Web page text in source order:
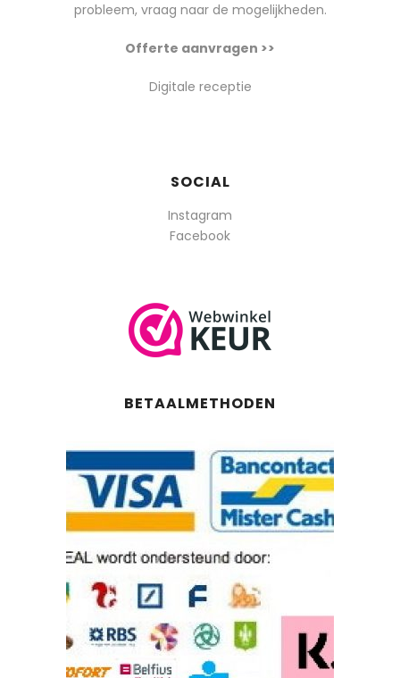
probleem, vraag naar de mogelijkheden.
Offerte aanvragen >>
Digitale receptie
SOCIAL
Instagram
Facebook
BETAALMETHODEN